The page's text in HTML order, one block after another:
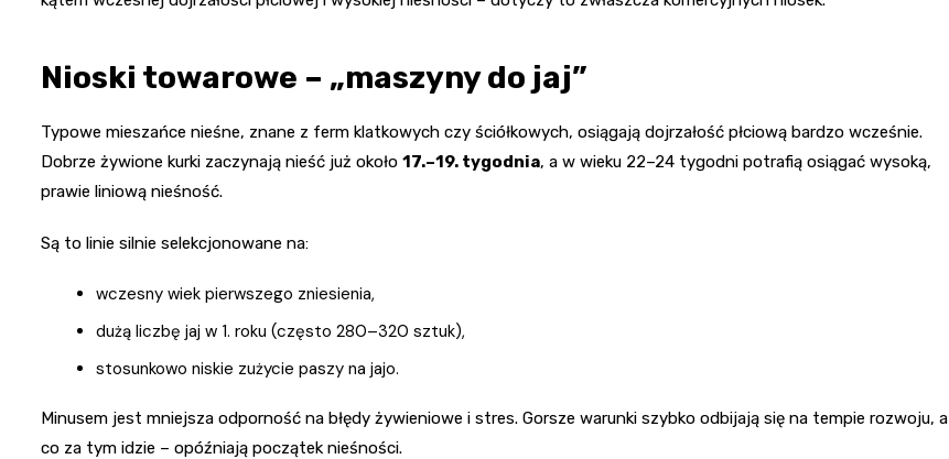
Nioski towarowe – „maszyny do jaj”
Typowe mieszańce nieśne, znane z ferm klatkowych czy ściółkowych, osiągają dojrzałość płciową bardzo wcześnie.
Dobrze żywione kurki zaczynają nieść już około 17.–19. tygodnia, a w wieku 22–24 tygodni potrafią osiągać wysoką,
prawie liniową nieśność.
Są to linie silnie selekcjonowane na:
wczesny wiek pierwszego zniesienia,
dużą liczbę jaj w 1. roku (często 280–320 sztuk),
stosunkowo niskie zużycie paszy na jajo.
Minusem jest mniejsza odporność na błędy żywieniowe i stres. Gorsze warunki szybko odbijają się na tempie rozwoju, a
co za tym idzie – opóźniają początek nieśności.